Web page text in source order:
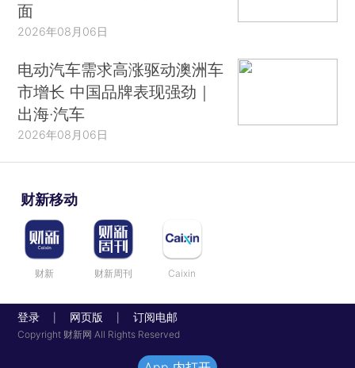
面
2026年08月06日
电动汽车需求高涨驱动澳洲车
市增长 中国品牌表现强劲｜
出海·汽车
2026年08月06日
财新移动
财新 财新周刊 Caixin
登录 网页版 订阅电邮
Copyright 财新网 All Rights Reserved